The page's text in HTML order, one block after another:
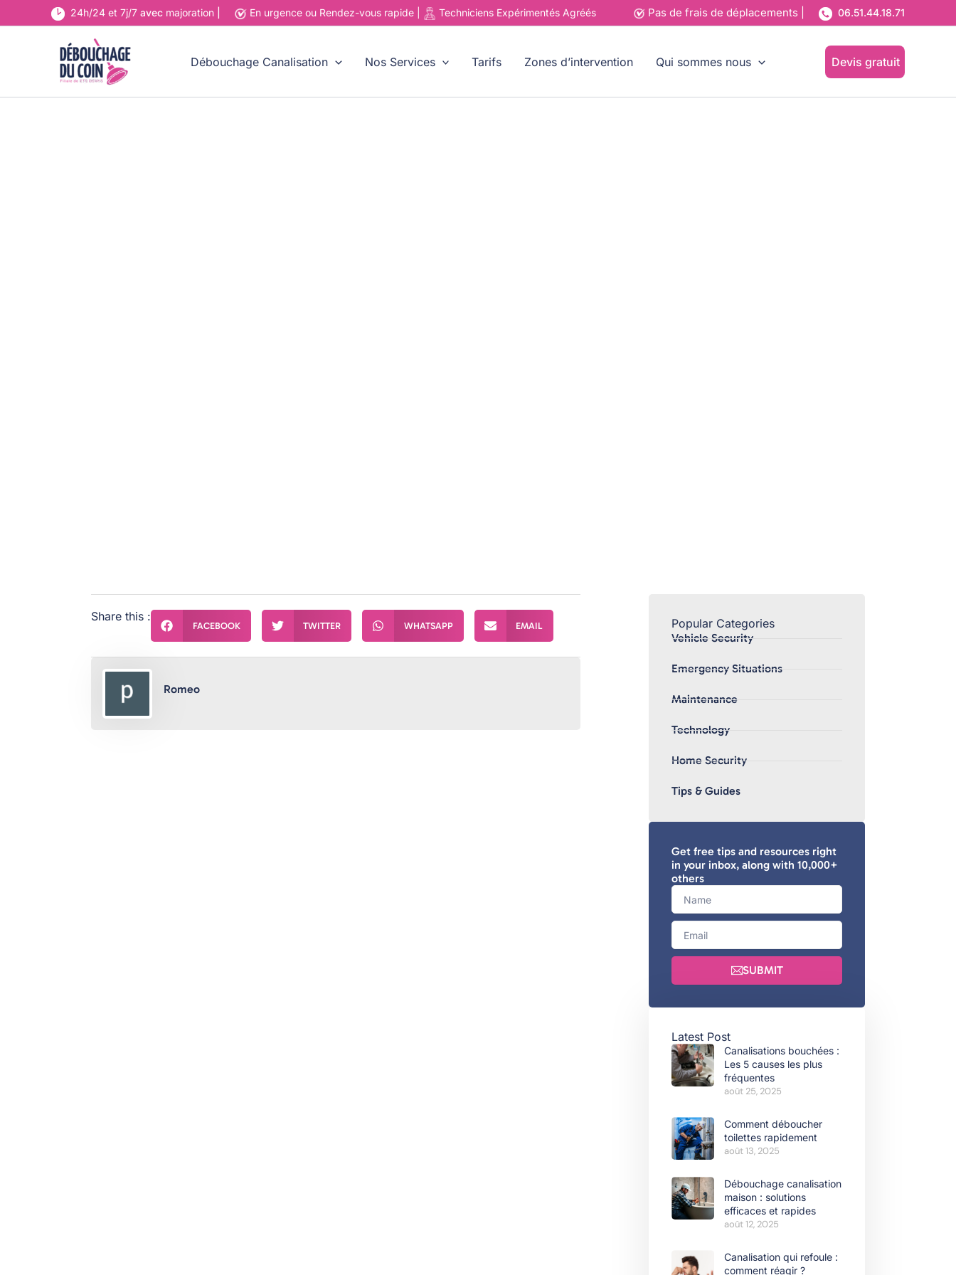
au
24h/24 et 7j/7 avec majoration En urgence ou Rendez-vous rapide | Techniciens Expérimentés Agréés Pas de frais de déplacements | 06.51.44.18.71
Débouchage Canalisation Nos Services Tarifs Zones d’intervention Qui sommes nous Devis gratuit
Share this :
FACEBOOK TWITTER WHATSAPP EMAIL
Romeo
Popular Categories
Vehicle Security
Emergency Situations
Maintenance
Technology
Home Security
Tips & Guides
Get free tips and resources right
in your inbox, along with 10,000+
others
SUBMIT
Latest Post
Canalisations bouchées :
Les 5 causes les plus
fréquentes
août 25, 2025
Comment déboucher
toilettes rapidement
août 13, 2025
Débouchage canalisation
maison : solutions
efficaces et rapides
août 12, 2025
Canalisation qui refoule :
comment réagir ?